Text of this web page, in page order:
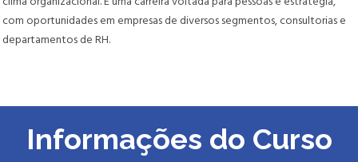
com oportunidades em empresas de diversos segmentos, consultorias e
departamentos de RH.
Informações do Curso